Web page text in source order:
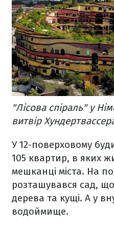
"Лісова спіраль" у
витвір
У 12-поверховому
105 квартир, в яких
мешканці міста. На
розташувався сад,
дерева та кущі. А у
водоймище.